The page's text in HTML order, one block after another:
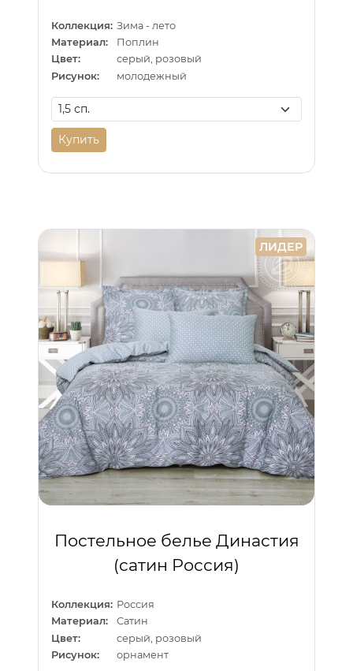
Коллекция: Зима - лето
Материал:
Поплин
Цвет:
серый, розовый
Рисунок:
молодежный
Купить
ЛИДЕР
Постельное белье Династия
(сатин Россия)
Коллекция: Россия
Материал:
Сатин
Цвет:
серый, розовый
Рисунок:
орнамент